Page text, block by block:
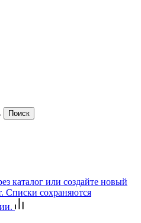
каталог или создайте новый
Списки сохраняются